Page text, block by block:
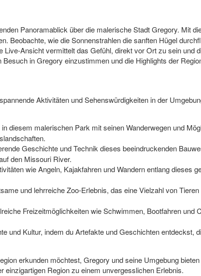
Panoramablick über die malerische Stadt Gregory. Mit
Beobachte, wie die Sonnenstrahlen die sanften Hügel
Ansicht vermittelt das Gefühl, direkt vor Ort zu sein und
in Gregory einzustimmen und die Highlights der
Aktivitäten und Sehenswürdigkeiten in der
diesem malerischen Park mit seinen Wanderwegen und
Geschichte und Technik dieses beeindruckenden
den Missouri River.
wie Angeln, Kajakfahren und Wandern entlang dieses
und lehrreiche Zoo-Erlebnis, das eine Vielzahl von
Freizeitmöglichkeiten wie Schwimmen, Bootfahren und
und Kultur, indem du Artefakte und Geschichten entdeckst,
erkunden möchtest, Gregory und seine Umgebung
Region zu einem unvergesslichen Erlebnis.